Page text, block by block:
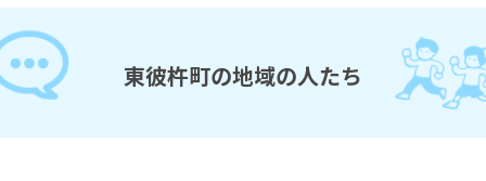
東彼杵町の地域の人たち